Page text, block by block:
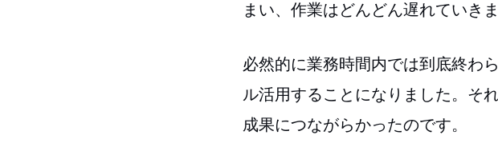
まい、作業はどんどん遅れていきま
必然的に業務時間内では到底終わ
ル活用することになりました。そ
成果につながらかったのです。